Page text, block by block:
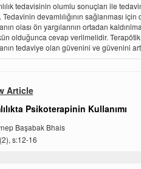
tedavisinin olumlu sonuçları ile
Tedavinin devamlılığının sağlanması
olası ön yargılarının ortadan
olduğunca cevap verilmelidir.
tedaviye olan güvenini ve güvenini
Article
Psikoterapinin Kullanımı
Başabak Bhais
s:12-16